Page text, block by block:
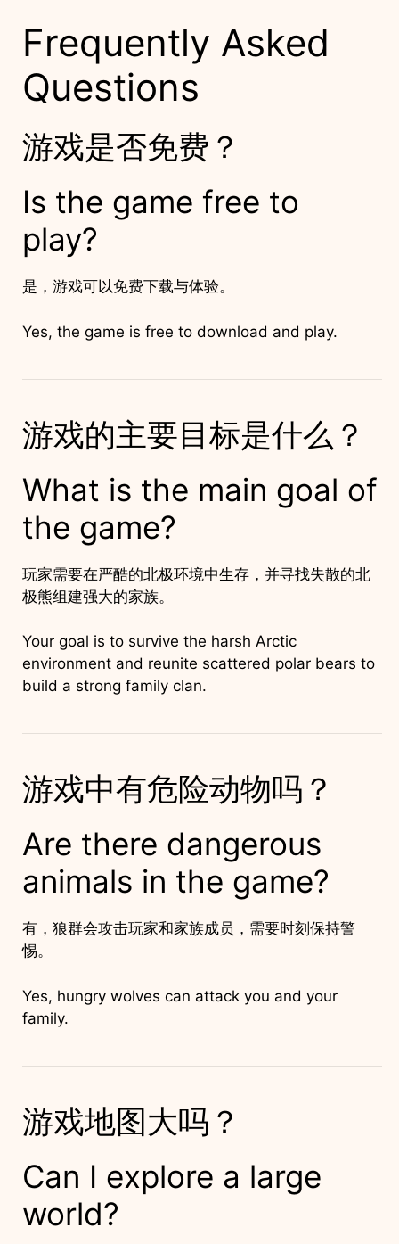
Frequently Asked
Questions
游戏是否免费？
Is the game free to
play?
是，游戏可以免费下载与体验。
Yes, the game is free to download and play.
游戏的主要目标是什么？
What is the main goal of
the game?
玩家需要在严酷的北极环境中生存，并寻找失散的北
极熊组建强大的家族。
Your goal is to survive the harsh Arctic
environment and reunite scattered polar bears to
build a strong family clan.
游戏中有危险动物吗？
Are there dangerous
animals in the game?
有，狼群会攻击玩家和家族成员，需要时刻保持警
惕。
Yes, hungry wolves can attack you and your
family.
游戏地图大吗？
Can I explore a large
world?